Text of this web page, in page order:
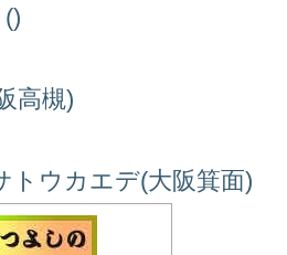
高槻)
トウカエデ(大阪箕面)